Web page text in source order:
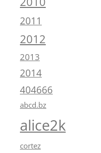
2011
2012
2013
2014
404666
abcd.bz
alice2k
cortez